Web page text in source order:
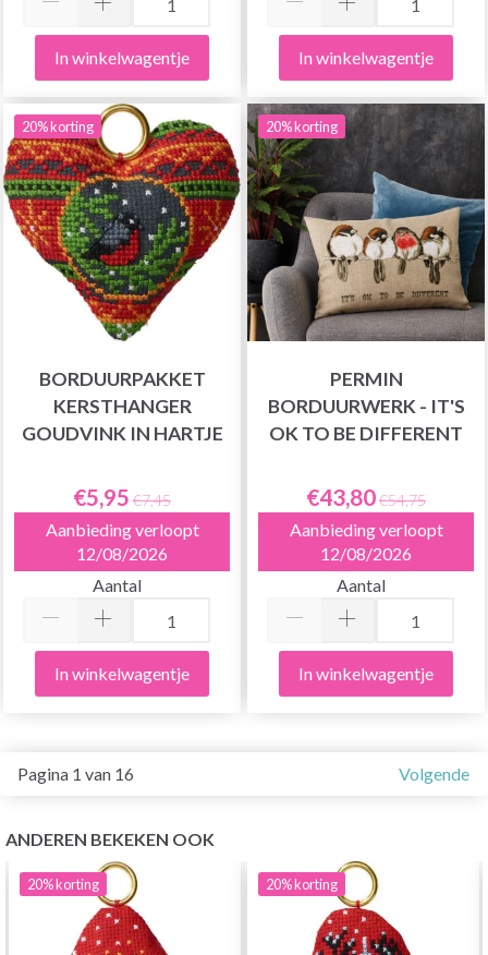
In winkelwagentje In winkelwagentje
20% korting
BORDUURPAKKET
KERSTHANGER
GOUDVINK IN HARTJE
€5,95 €7,45
Aanbieding verloopt
12/08/2026
Aantal
In winkelwagentje
20% korting
PERMIN
BORDUURWERK - IT'S
OK TO BE DIFFERENT
€43,80€54,75
Aanbieding verloopt
12/08/2026
Aantal
In winkelwagentje
Pagina 1 van 16 Volgende
ANDEREN BEKEKEN OOK
20%korting 20%korting